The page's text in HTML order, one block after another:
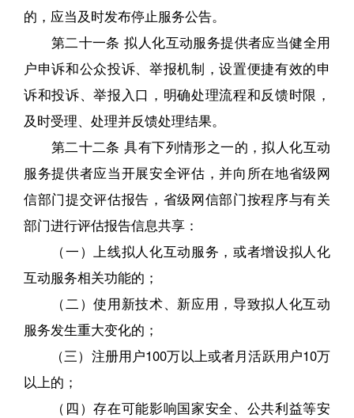
的，应当及时发布停止服务公告。
第二十一条 拟人化互动服务提供者应当健全用
户申诉和公众投诉、举报机制，设置便捷有效的申
诉和投诉、举报入口，明确处理流程和反馈时限，
及时受理、处理并反馈处理结果。
第二十二条 具有下列情形之一的，拟人化互动
服务提供者应当开展安全评估，并向所在地省级网
信部门提交评估报告，省级网信部门按程序与有关
部门进行评估报告信息共享：
（一）上线拟人化互动服务，或者增设拟人化
互动服务相关功能的；
（二）使用新技术、新应用，导致拟人化互动
服务发生重大变化的；
（三）注册用户100万以上或者月活跃用户10万
以上的；
（四）存在可能影响国家安全、公共利益等安